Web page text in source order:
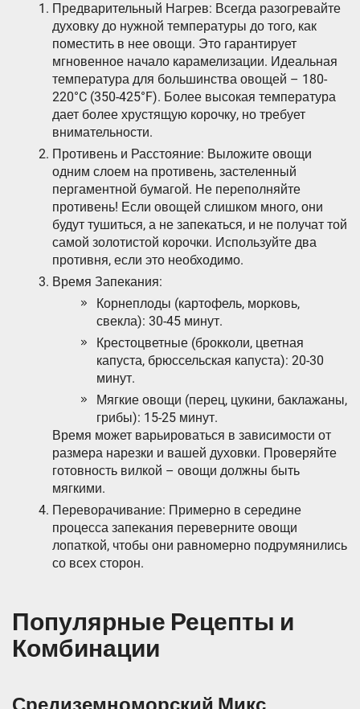
Предварительный Нагрев: Всегда разогревайте
духовку до нужной температуры до того, как
поместить в нее овощи. Это гарантирует
мгновенное начало карамелизации. Идеальная
температура для большинства овощей – 180-
220°C (350-425°F). Более высокая температура
дает более хрустящую корочку, но требует
внимательности.
Противень и Расстояние: Выложите овощи
одним слоем на противень, застеленный
пергаментной бумагой. Не переполняйте
противень! Если овощей слишком много, они
будут тушиться, а не запекаться, и не получат той
самой золотистой корочки. Используйте два
противня, если это необходимо.
Время Запекания:
Корнеплоды (картофель, морковь,
свекла): 30-45 минут.
Крестоцветные (брокколи, цветная
капуста, брюссельская капуста): 20-30
минут.
Мягкие овощи (перец, цукини, баклажаны,
грибы): 15-25 минут.
Время может варьироваться в зависимости от
размера нарезки и вашей духовки. Проверяйте
готовность вилкой – овощи должны быть
мягкими.
Переворачивание: Примерно в середине
процесса запекания переверните овощи
лопаткой, чтобы они равномерно подрумянились
со всех сторон.
Популярные Рецепты и
Комбинации